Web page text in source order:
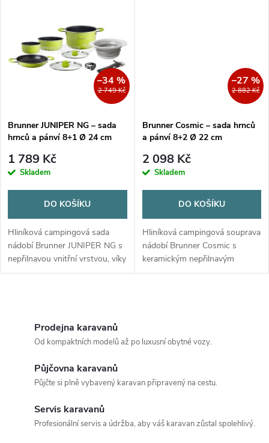
ů
2 749 Kč
–34 %
Brunner JUNIPER NG – sada
hrnců a pánví 8+1 Ø 24 cm
1 789 Kč
Skladem
DO KOŠÍKU
Hliníková campingová sada
nádobí Brunner JUNIPER NG s
nepřilnavou vnitřní vrstvou, víky
z ušlechtilé oceli a
2 882 Kč
–27 %
Brunner Cosmic – sada hrnců
a pánví 8+2 Ø 22 cm
2 098 Kč
Skladem
DO KOŠÍKU
Hliníková campingová souprava
nádobí Brunner Cosmic s
keramickým nepřilnavým
povrchem. Sada 8+2 kusů s
Prodejna karavanů
Od kompaktních modelů až po luxusní obytné vozy.
Půjčovna karavanů
Půjčte si plně vybavený karavan připravený na cestu.
Servis karavanů
Profesionální servis a údržba, aby váš karavan zůstal spolehlivý.